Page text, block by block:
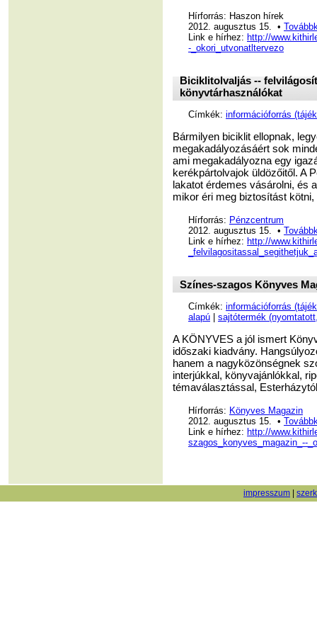
Hírforrás: Haszon hírek
2012. augusztus 15. •
Link e hírhez: http://
-_okori_utvonatltervezo
Biciklitolvaljás --
könyvtárhasználókat
Címkék: információforrás
Bármilyen biciklit ellopnak,
megakadályozásáért sok
ami megakadályozna egy
kerékpártolvajok üldözőitől. A
lakatot érdemes vásárolni, és
mikor éri meg biztosítást
Hírforrás: Pénzcentrum
2012. augusztus 15. •
Link e hírhez: http://
Színes-szagos Könyves
Címkék: információforrás
alapú
sajtótermék
A KÖNYVES a jól ismert
időszaki kiadvány.
hanem a nagyközönségnek
interjúkkal, könyvajánlókkal,
témaválasztással,
Hírforrás: Könyves Magazin
2012. augusztus 15. •
Link e hírhez: http://
szagos_konyves_magazin_--
impresszum